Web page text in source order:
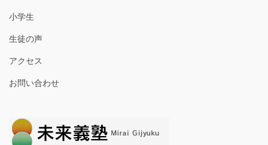
小学生
生徒の声
アクセス
お問い合わせ